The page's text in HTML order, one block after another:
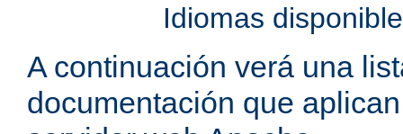
Idiomas
A continuación verá una
documentación que